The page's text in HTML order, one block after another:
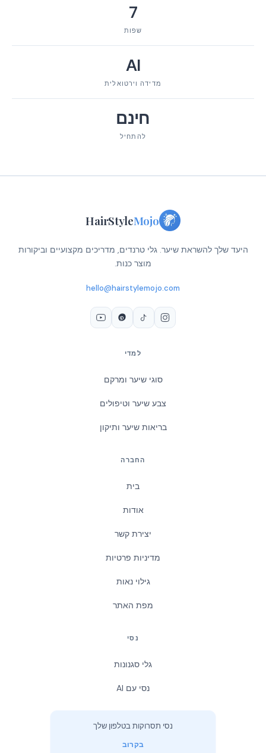
7
שפות
AI
מדידה וירטואלית
חינם
להתחיל
HairStyleMojo
היעד שלך להשראת שיער. גלי טרנדים, מדריכים מקצועיים וביקורות
מוצר כנות.
hello@hairstylemojo.com
למדי
סוגי שיער ומרקם
צבע שיער וטיפולים
בריאות שיער ותיקון
החברה
בית
אודות
יצירת קשר
מדיניות פרטיות
גילוי נאות
מפת האתר
נסי
גלי סגנונות
נסי עם AI
נסי תסרוקות בטלפון שלך
בקרוב